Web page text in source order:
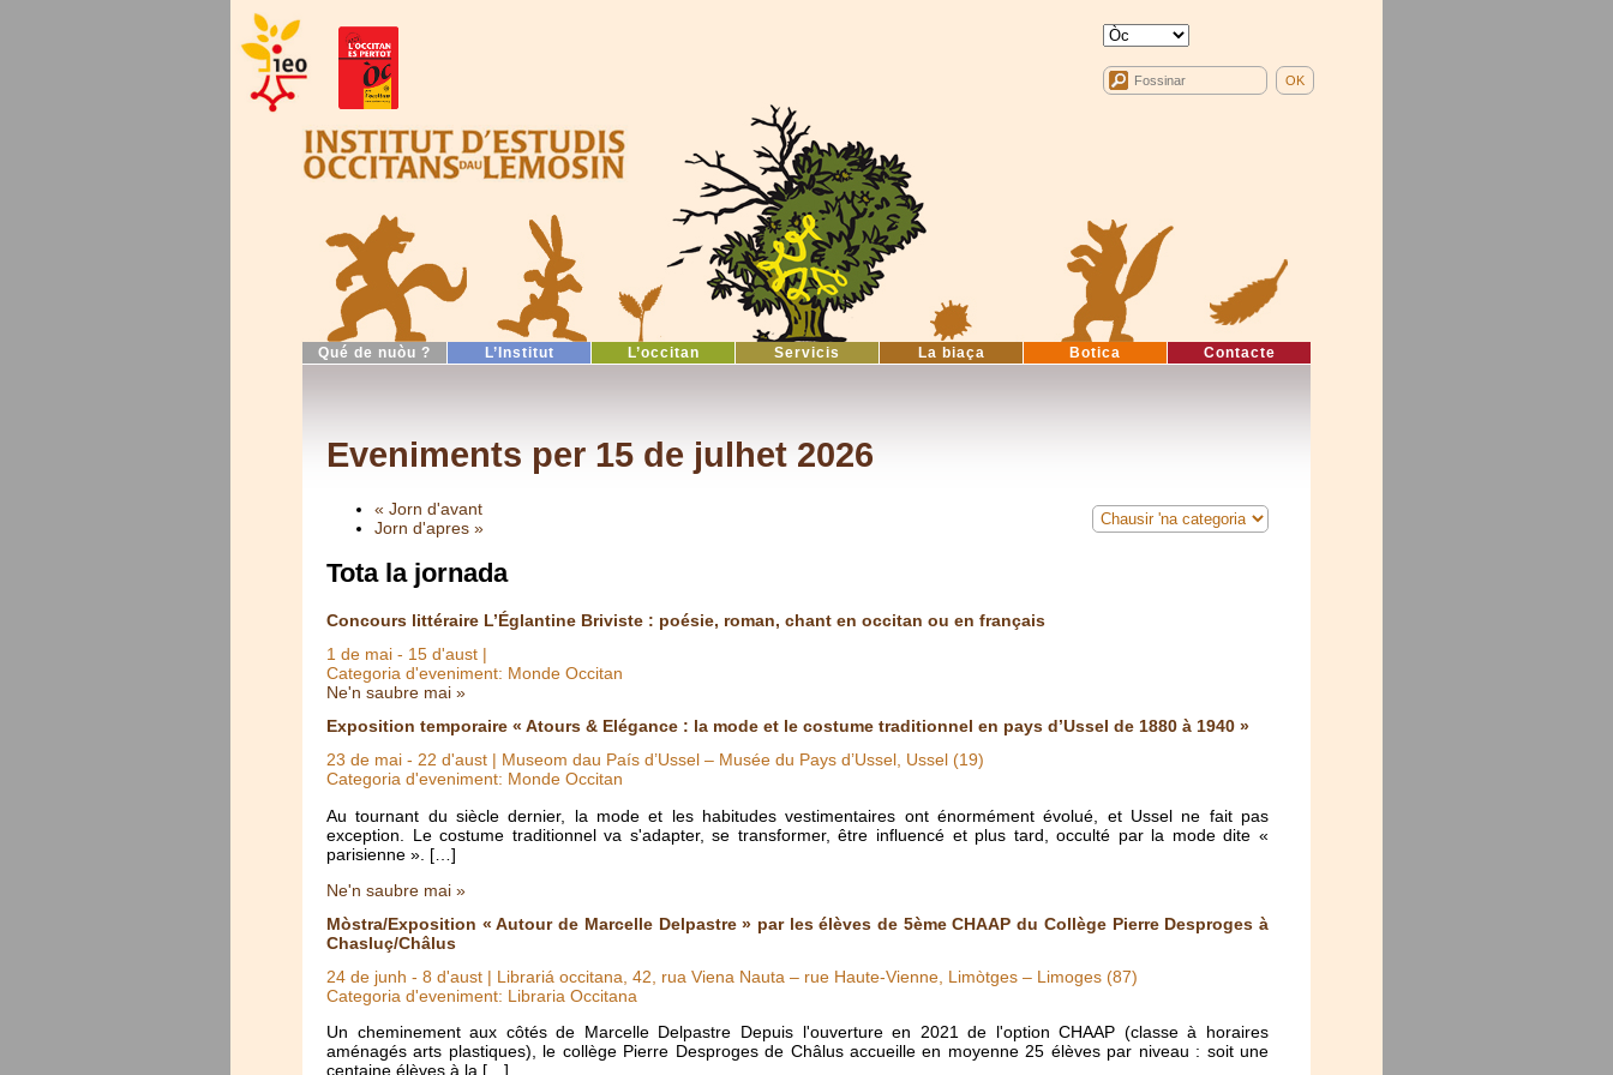
Qué de nuòu ? L’Institut L’occitan Servicis La biaça Botica Contacte
Eveniments per 15 de julhet 2026
« Jorn d'avant
Jorn d'apres »
Tota la jornada
Concours littéraire L’Églantine Briviste : poésie, roman, chant en occitan ou en français
1 de mai - 15 d'aust |
Categoria d'eveniment: Monde Occitan
Ne'n saubre mai »
Exposition temporaire « Atours & Elégance : la mode et le costume traditionnel en pays d’Ussel de 1880 à 1940 »
23 de mai - 22 d'aust | Museom dau País d’Ussel – Musée du Pays d’Ussel, Ussel (19)
Categoria d'eveniment: Monde Occitan
Au tournant du siècle dernier, la mode et les habitudes vestimentaires ont énormément évolué, et Ussel ne fait pas
exception. Le costume traditionnel va s'adapter, se transformer, être influencé et plus tard, occulté par la mode dite «
parisienne ». […]
Ne'n saubre mai »
Mòstra/Exposition « Autour de Marcelle Delpastre » par les élèves de 5ème CHAAP du Collège Pierre Desproges à
Chasluç/Châlus
24 de junh - 8 d'aust | Librariá occitana, 42, rua Viena Nauta – rue Haute-Vienne, Limòtges – Limoges (87)
Categoria d'eveniment: Libraria Occitana
Un cheminement aux côtés de Marcelle Delpastre Depuis l'ouverture en 2021 de l'option CHAAP (classe à horaires
aménagés arts plastiques), le collège Pierre Desproges de Châlus accueille en moyenne 25 élèves par niveau : soit une
centaine élèves à la […]